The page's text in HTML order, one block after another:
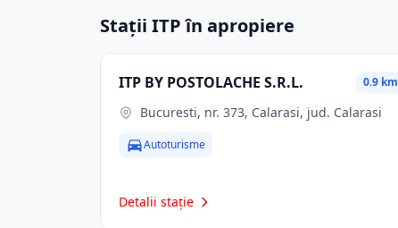
Stații ITP în apropiere
ITP BY POSTOLACHE S.R.L. 0.9 km
Bucuresti, nr. 373, Calarasi, jud. Calarasi
Autoturisme
Detalii stație